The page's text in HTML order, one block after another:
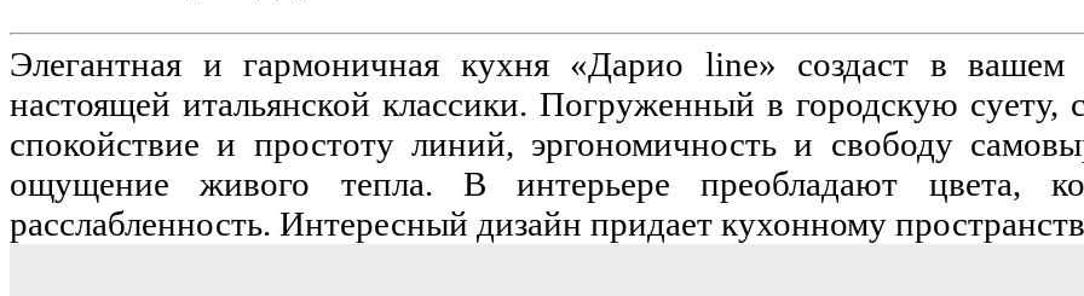
Элегантная и гармоничная кухня «Дарио line» создаст в вашем
настоящей итальянской классики. Погруженный в городскую суету,
спокойствие и простоту линий, эргономичность и свободу
ощущение живого тепла. В интерьере преобладают цвета,
расслабленность. Интересный дизайн придает кухонному